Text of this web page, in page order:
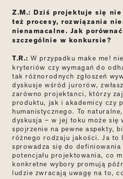
Z.M.: Dziś projektuje się
też procesy, rozwiązania
nienamacalne. Jak
szczególnie w konkursie?
T.R.: W przypadku make me!
kryteriów czy wymagań do
tak różnorodnych zgłoszeń
dyskusje wśród jurorów,
zarówno projektanci, którzy
produktu, jak i akademicy czy
humanistycznego. To
dyskusja – w jej toku może się
spojrzenie na pewne aspekty,
różnego rodzaju jakości. Ja to
sprowadza się do
potencjału projektowania, co
konkretne wybory promują
ludzie zwracają uwagę na to,